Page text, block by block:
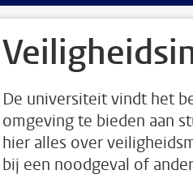
De universiteit vindt het
omgeving te bieden aan
hier alles over
bij een noodgeval of